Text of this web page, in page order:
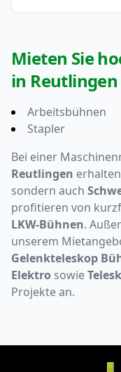
Mieten Sie
in Reutlingen
Arbeitsbühnen
Stapler
Bei einer
Reutlingen
sondern auch
profitieren von
LKW-Bühnen.
unserem
Gelenkteleskop
Elektro sowie
Projekte an.